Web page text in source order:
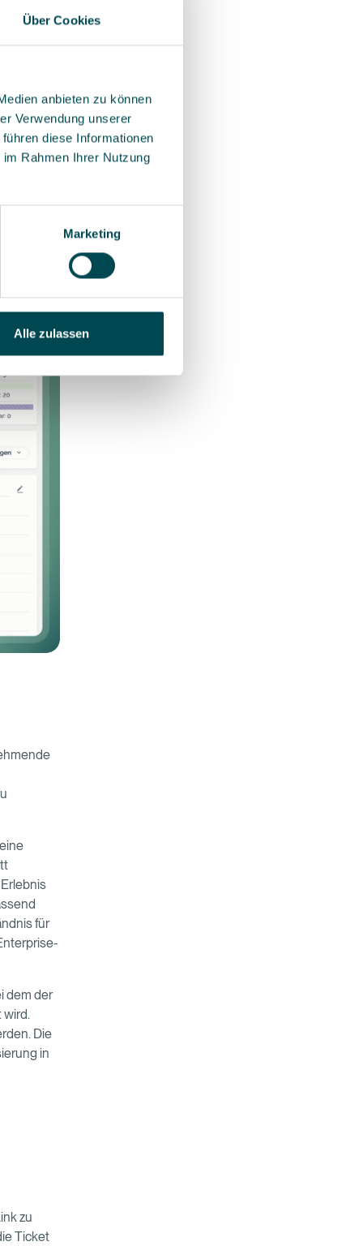
Über Cookies
anbieten zu können
Verwendung unserer
diese Informationen
Rahmen Ihrer Nutzung
Marketing
Alle zulassen
für
dem der
wird.
Die
in
zu
Ticket